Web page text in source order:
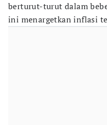
berturut-turut dalam
ini menargetkan inflasi